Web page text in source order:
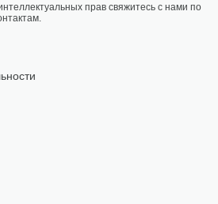
прав свяжитесь с нами по